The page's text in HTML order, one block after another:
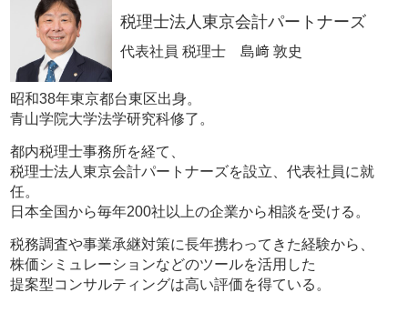
税理士法人東京会計パートナーズ
代表社員 税理士 島﨑 敦史
昭和38年東京都台東区出身。
青山学院大学法学研究科修了。
都内税理士事務所を経て、
税理士法人東京会計パートナーズを設立、代表社員に就
任。
日本全国から毎年200社以上の企業から相談を受ける。
税務調査や事業承継対策に長年携わってきた経験から、
株価シミュレーションなどのツールを活用した
提案型コンサルティングは高い評価を得ている。